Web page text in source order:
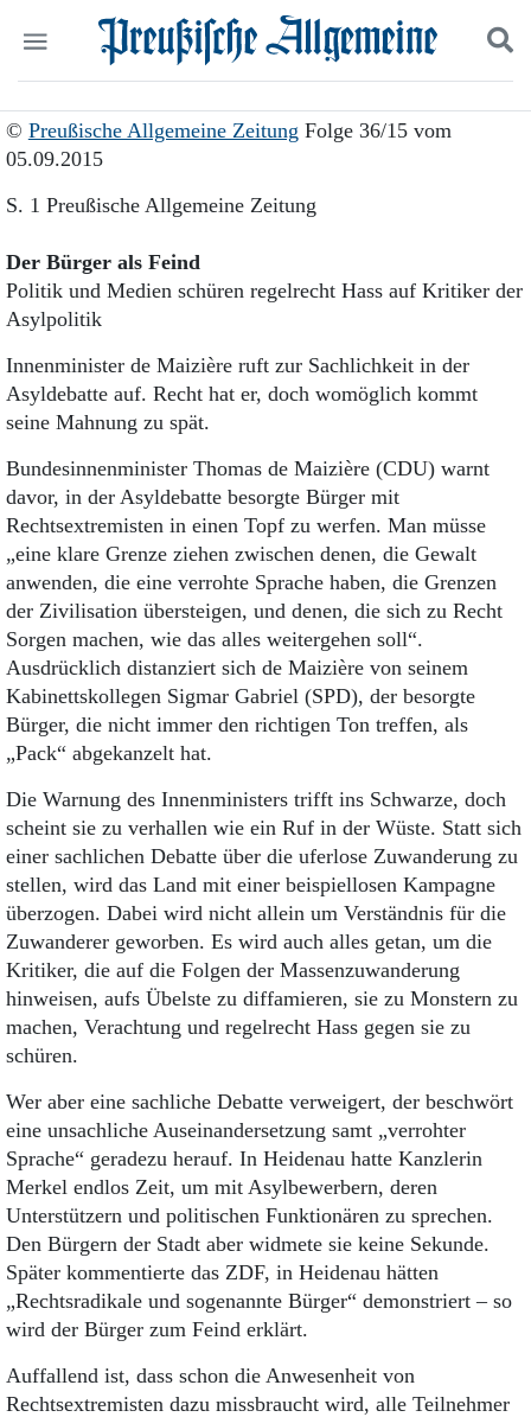
Start
Wer wir sind
Aktuelle Ausgabe
Abonnenten-Login
Abonnent werden
Abo Prämien
Archiv
Mediadaten
Politik
Kultur
Panorama
Geschichte
Ostpreußen
Berlin-Brandenburg
Schlesien
Danzig und Westpreußen
Kontakt
Impressum
Datenschutz
Suchen und finden
© Preußische Allgemeine Zeitung Folge 36/15 vom
05.09.2015
S. 1 Preußische Allgemeine Zeitung
Der Bürger als Feind
Politik und Medien schüren regelrecht Hass auf Kritiker der
Asylpolitik
Innenminister de Maizière ruft zur Sachlichkeit in der
Asyldebatte auf. Recht hat er, doch womöglich kommt
seine Mahnung zu spät.
Bundesinnenminister Thomas de Maizière (CDU) warnt
davor, in der Asyldebatte besorgte Bürger mit
Rechtsextremisten in einen Topf zu werfen. Man müsse
„eine klare Grenze ziehen zwischen denen, die Gewalt
anwenden, die eine verrohte Sprache haben, die Grenzen
der Zivilisation übersteigen, und denen, die sich zu Recht
Sorgen machen, wie das alles weitergehen soll“.
Ausdrücklich distanziert sich de Maizière von seinem
Kabinettskollegen Sigmar Gabriel (SPD), der besorgte
Bürger, die nicht immer den richtigen Ton treffen, als
„Pack“ abgekanzelt hat.
Die Warnung des Innenministers trifft ins Schwarze, doch
scheint sie zu verhallen wie ein Ruf in der Wüste. Statt sich
einer sachlichen Debatte über die uferlose Zuwanderung zu
stellen, wird das Land mit einer beispiellosen Kampagne
überzogen. Dabei wird nicht allein um Verständnis für die
Zuwanderer geworben. Es wird auch alles getan, um die
Kritiker, die auf die Folgen der Massenzuwanderung
hinweisen, aufs Übelste zu diffamieren, sie zu Monstern zu
machen, Verachtung und regelrecht Hass gegen sie zu
schüren.
Wer aber eine sachliche Debatte verweigert, der beschwört
eine unsachliche Auseinandersetzung samt „verrohter
Sprache“ geradezu herauf. In Heidenau hatte Kanzlerin
Merkel endlos Zeit, um mit Asylbewerbern, deren
Unterstützern und politischen Funktionären zu sprechen.
Den Bürgern der Stadt aber widmete sie keine Sekunde.
Später kommentierte das ZDF, in Heidenau hätten
„Rechtsradikale und sogenannte Bürger“ demonstriert – so
wird der Bürger zum Feind erklärt.
Auffallend ist, dass schon die Anwesenheit von
Rechtsextremisten dazu missbraucht wird, alle Teilnehmer